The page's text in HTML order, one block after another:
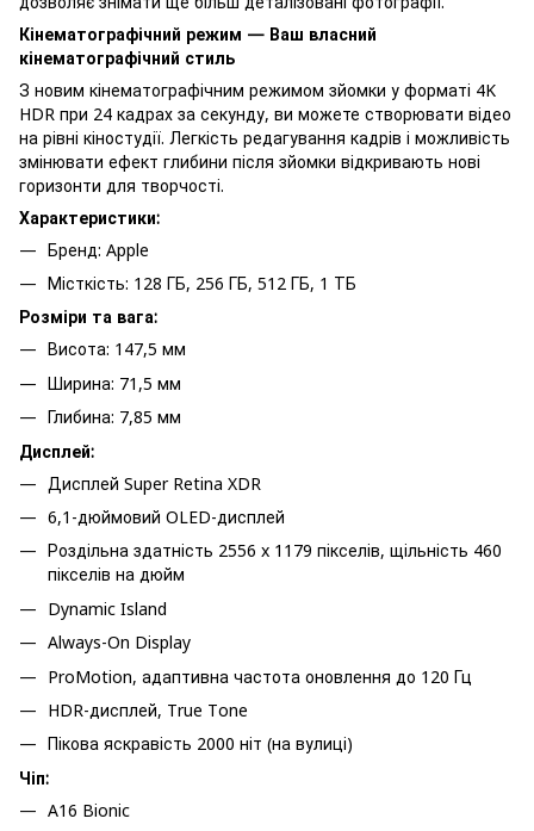
Кінематографічний режим — Ваш власний
кінематографічний стиль
З новим кінематографічним режимом зйомки у форматі 4K
HDR при 24 кадрах за секунду, ви можете створювати відео
на рівні кіностудії. Легкість редагування кадрів і можливість
змінювати ефект глибини після зйомки відкривають нові
горизонти для творчості.
Характеристики:
Бренд: Apple
Місткість: 128 ГБ, 256 ГБ, 512 ГБ, 1 ТБ
Розміри та вага:
Висота: 147,5 мм
Ширина: 71,5 мм
Глибина: 7,85 мм
Дисплей:
Дисплей Super Retina XDR
6,1-дюймовий OLED-дисплей
Роздільна здатність 2556 x 1179 пікселів, щільність 460
пікселів на дюйм
Dynamic Island
Always-On Display
ProMotion, адаптивна частота оновлення до 120 Гц
HDR-дисплей, True Tone
Пікова яскравість 2000 ніт (на вулиці)
Чіп:
A16 Bionic